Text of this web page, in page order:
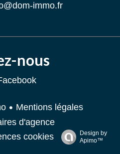
immo.fr
nous
Mentions légales
d'agence
cookies
Design by
Apimo™